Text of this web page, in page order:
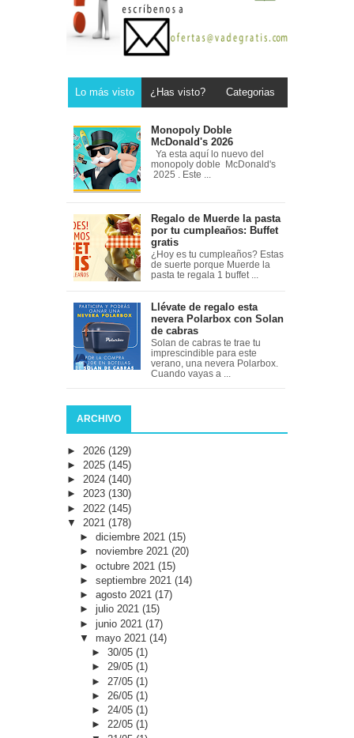
Lo más visto ¿Has visto? Categorias
Monopoly Doble
McDonald's 2026
Ya esta aquí lo nuevo del
monopoly doble McDonald's
2025 . Este ...
Regalo de Muerde la pasta
por tu cumpleaños: Buffet
gratis
¿Hoy es tu cumpleaños? Estas
de suerte porque Muerde la
pasta te regala 1 buffet ...
Llévate de regalo esta
nevera Polarbox con Solan
de cabras
Solan de cabras te trae tu
imprescindible para este
verano, una nevera Polarbox.
Cuando vayas a ...
ARCHIVO
► 2026 (129)
► 2025 (145)
► 2024 (140)
► 2023 (130)
► 2022 (145)
▼ 2021 (178)
► diciembre 2021 (15)
► noviembre 2021 (20)
► octubre 2021 (15)
► septiembre 2021 (14)
► agosto 2021 (17)
► julio 2021 (15)
► junio 2021 (17)
▼ mayo 2021 (14)
►30/05(1)
►29/05(1)
► 27/05(1)
► 26/05(1)
►24/05(1)
►22/05(1)